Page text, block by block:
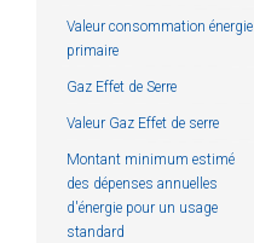
Valeur consommation énergie
primaire
Gaz Effet de Serre
Valeur Gaz Effet de serre
Montant minimum estimé
des dépenses annuelles
d'énergie pour un usage
standard